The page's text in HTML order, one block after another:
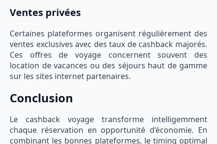
Ventes privées
Certaines plateformes organisent régulièrement des
ventes exclusives avec des taux de cashback majorés.
Ces offres de voyage concernent souvent des
location de vacances ou des séjours haut de gamme
sur les sites internet partenaires.
Conclusion
Le cashback voyage transforme intelligemment
chaque réservation en opportunité d’économie. En
combinant les bonnes plateformes, le timing optimal